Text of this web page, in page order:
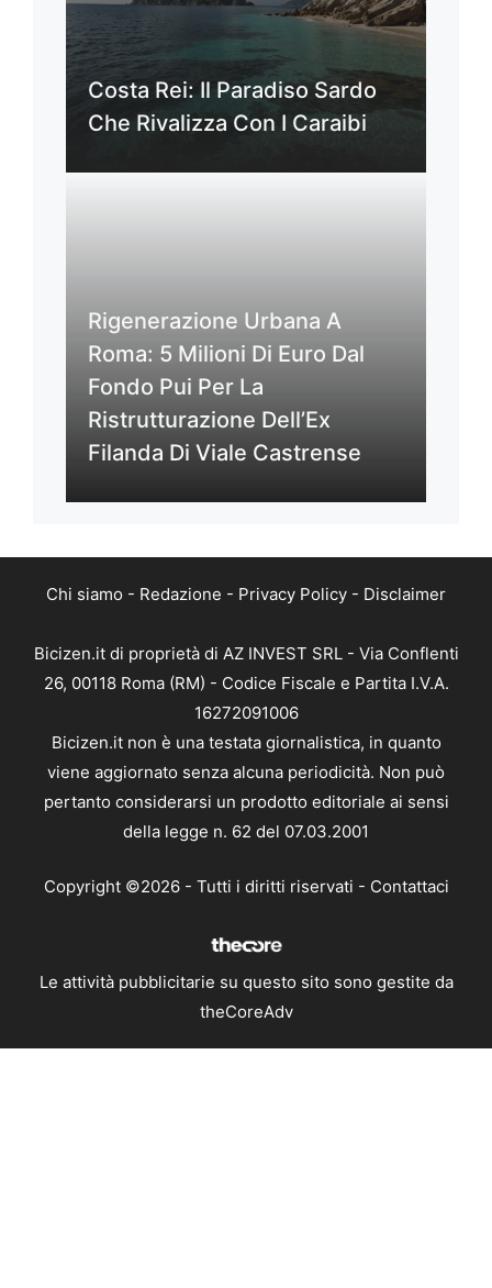
Costa Rei: Il Paradiso Sardo
Che Rivalizza Con I Caraibi
Rigenerazione Urbana A
Roma: 5 Milioni Di Euro Dal
Fondo Pui Per La
Ristrutturazione Dell’Ex
Filanda Di Viale Castrense
Chi siamo - Redazione - Privacy Policy - Disclaimer
Bicizen.it di proprietà di AZ INVEST SRL - Via Conflenti
26, 00118 Roma (RM) - Codice Fiscale e Partita I.V.A.
16272091006
Bicizen.it non è una testata giornalistica, in quanto
viene aggiornato senza alcuna periodicità. Non può
pertanto considerarsi un prodotto editoriale ai sensi
della legge n. 62 del 07.03.2001
Copyright ©2026 - Tutti i diritti riservati - Contattaci
Le attività pubblicitarie su questo sito sono gestite da
theCoreAdv